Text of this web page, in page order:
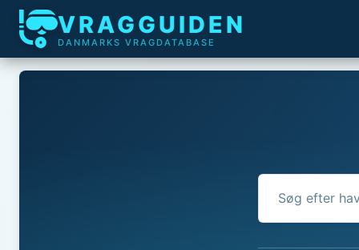
VRAGGUIDEN
DANMARKS VRAGDATABASE